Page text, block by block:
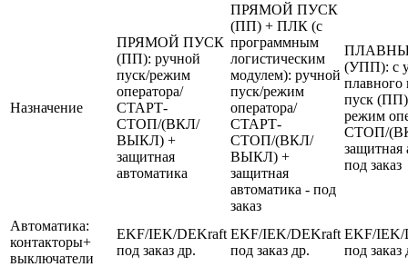
Назначение
ПРЯМОЙ ПУСК
(ПП): ручной
пуск/режим
оператора/
СТАРТ-
СТОП/(ВКЛ/
ВЫКЛ) +
защитная
автоматика
ПРЯМОЙ ПУСК
(ПП) + ПЛК (с
программным
логистическим
модулем): ручной
пуск/режим
оператора/
СТАРТ-
СТОП/(ВКЛ/
ВЫКЛ) +
защитная
автоматика - под
заказ
(УПП): с
плавного
пуск
режим
СТОП/
защитная
под заказ
Автоматика:
контакторы+
выключатели
EKF/IEK/DEKraft
под заказ др.
EKF/IEK/DEKraft
под заказ др.
EKF/IEK/
под заказ